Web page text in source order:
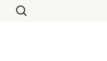
Sök
efter: